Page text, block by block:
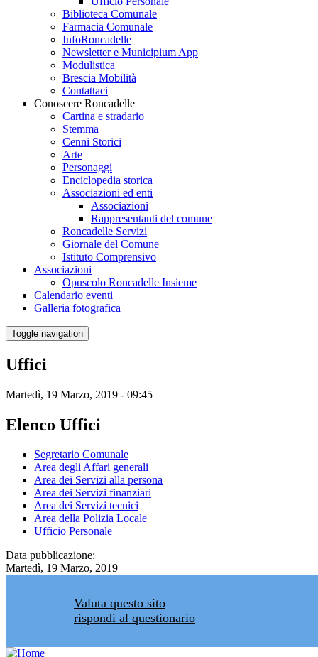
Biblioteca Comunale
Farmacia Comunale
InfoRoncadelle
Newsletter e Municipium App
Modulistica
Brescia Mobilità
Contattaci
Conoscere Roncadelle
Cartina e stradario
Stemma
Cenni Storici
Arte
Personaggi
Enciclopedia storica
Associazioni ed enti
Associazioni
Rappresentanti del comune
Roncadelle Servizi
Giornale del Comune
Istituto Comprensivo
Associazioni
Opuscolo Roncadelle Insieme
Calendario eventi
Galleria fotografica
Toggle navigation
Uffici
Martedì, 19 Marzo, 2019 - 09:45
Elenco Uffici
Segretario Comunale
Area degli Affari generali
Area dei Servizi alla persona
Area dei Servizi finanziari
Area dei Servizi tecnici
Area della Polizia Locale
Ufficio Personale
Data pubblicazione:
Martedì, 19 Marzo, 2019
Valuta questo sito
rispondi al questionario